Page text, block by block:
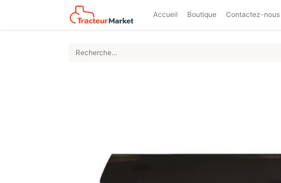
Accueil Boutique Contactez-nous